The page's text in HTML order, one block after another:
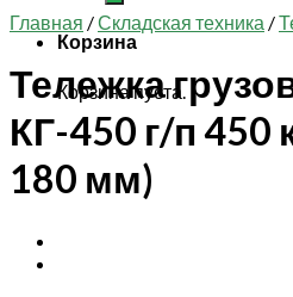
Корзина
Корзина пуста.
Главная /Складская техника /
Тележка
КГ-450 г/п 450
180 мм)